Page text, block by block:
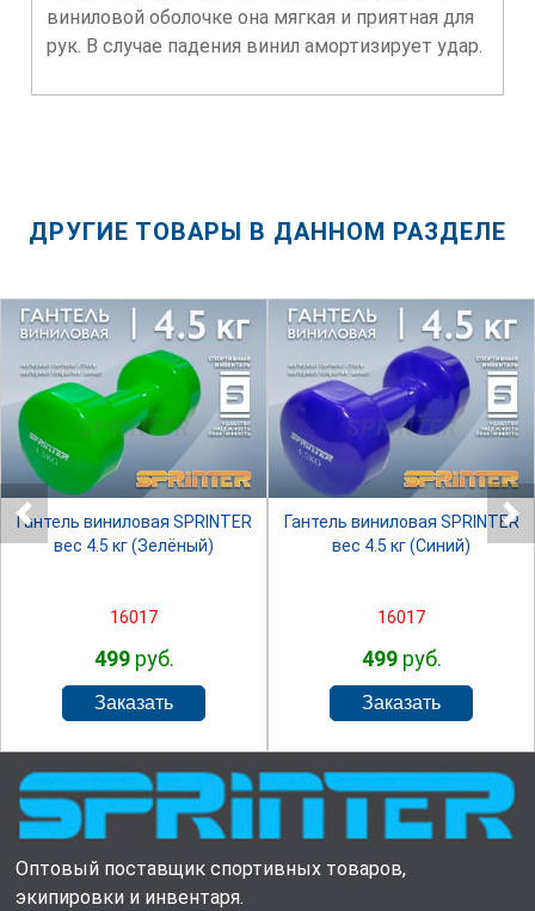
виниловой оболочке она мягкая и приятная для
рук. В случае падения винил амортизирует удар.
ДРУГИЕ ТОВАРЫ В ДАННОМ РАЗДЕЛЕ
SPRINTER
Гантель виниловая SPRINTER
вес 4.5 кг (Зелёный)
16017
499руб.
SPRINTER
Гантель виниловая SPRINTER
вес 4.5 кг (Синий)
16017
499руб.
Оптовый поставщик спортивных товаров,
экипировки и инвентаря.